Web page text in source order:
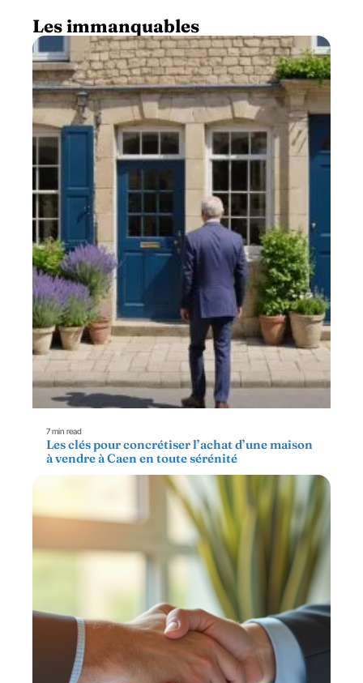
Les immanquables
7 min read
Les clés pour concrétiser l’achat d’une maison
à vendre à Caen en toute sérénité